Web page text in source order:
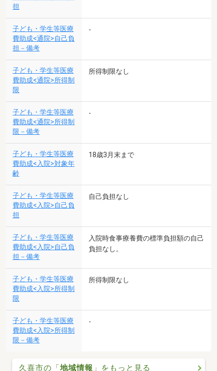
担
子ども・学生等医療
費助成<通院>自己負
担－備考
-
子ども・学生等医療
費助成<通院>所得制
限
所得制限なし
子ども・学生等医療
費助成<通院>所得制
限－備考
-
子ども・学生等医療
費助成<入院>対象年
齢
18歳3月末まで
子ども・学生等医療
費助成<入院>自己負
担
自己負担なし
子ども・学生等医療
費助成<入院>自己負
担－備考
入院時食事療養費の標準負担額の自己
負担なし。
子ども・学生等医療
費助成<入院>所得制
限
所得制限なし
子ども・学生等医療
費助成<入院>所得制
限－備考
-
久喜市の「地域情報 」をもっと見る